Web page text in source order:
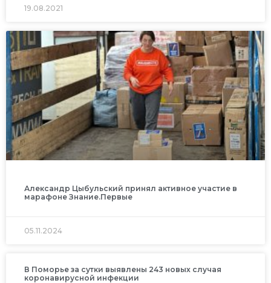
19.08.2021
Александр Цыбульский принял активное участие в
марафоне Знание.Первые
05.11.2024
В Поморье за сутки выявлены 243 новых случая
коронавирусной инфекции